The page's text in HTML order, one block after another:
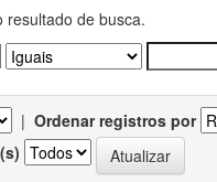
resultado de busca.
| Ordenar registros por